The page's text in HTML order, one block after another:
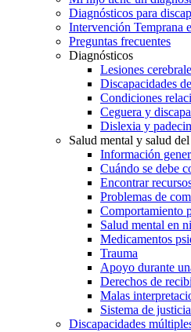
Diagnósticos para
Intervención Temprana
Preguntas frecuentes
Diagnósticos
Lesiones
Discapacidades
Condiciones
Ceguera y
Dislexia y
Salud mental y salud
Información
Cuándo se debe
Encontrar
Problemas de
Comportamiento
Salud mental en
Medicamentos
Trauma
Apoyo durante
Derechos de
Malas
Sistema de
Discapacidades